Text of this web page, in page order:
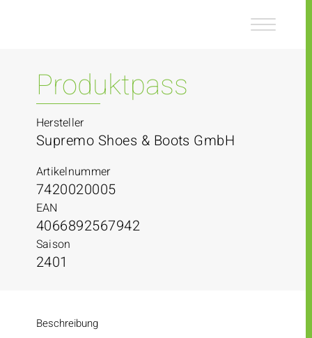
Produktpass
Hersteller
Supremo Shoes & Boots GmbH
Artikelnummer
7420020005
EAN
4066892567942
Saison
2401
Beschreibung